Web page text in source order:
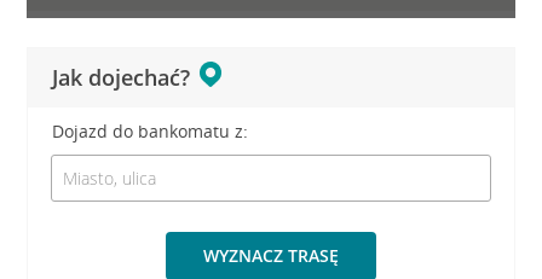
Jak dojechać?
Dojazd do bankomatu z:
WYZNACZ TRASĘ